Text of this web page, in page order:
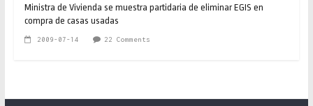
Ministra de Vivienda se muestra partidaria de eliminar EGIS en
compra de casas usadas
2009-07-14 22 Comments